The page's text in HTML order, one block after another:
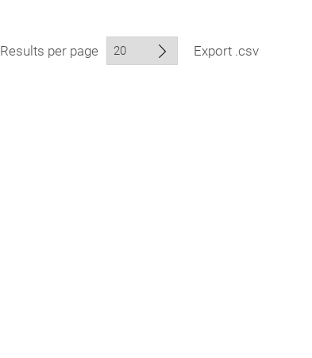
Results per page Export .csv